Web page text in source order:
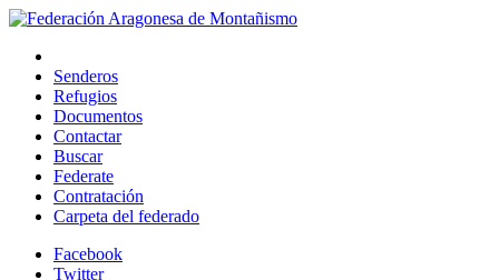
Senderos
Refugios
Documentos
Contactar
Buscar
Federate
Contratación
Carpeta del federado
Facebook
Twitter